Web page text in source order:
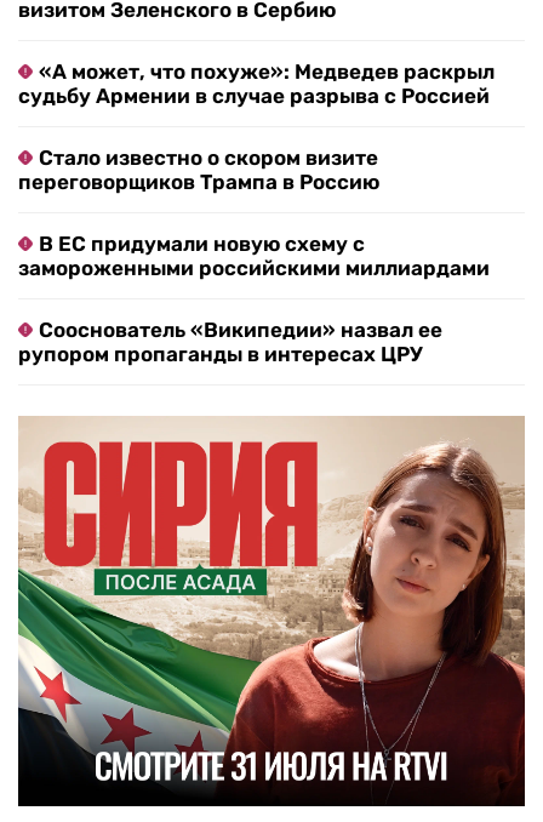
визитом Зеленского в Сербию
«А может, что похуже»: Медведев раскрыл
судьбу Армении в случае разрыва с Россией
Стало известно о скором визите
переговорщиков Трампа в Россию
В ЕС придумали новую схему с
замороженными российскими миллиардами
Сооснователь «Википедии» назвал ее
рупором пропаганды в интересах ЦРУ